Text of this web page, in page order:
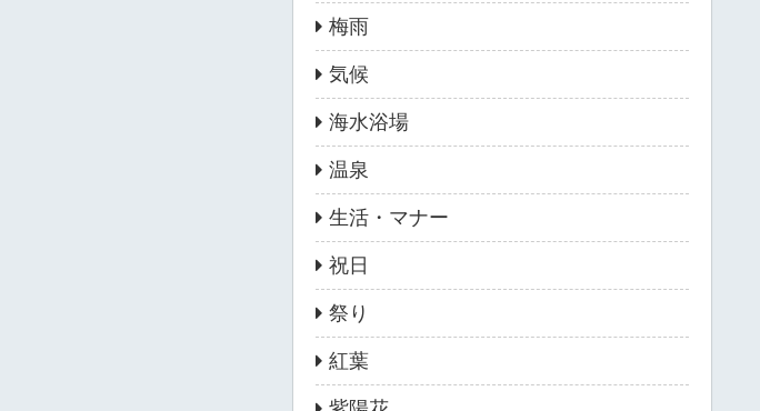
梅雨
気候
海水浴場
温泉
生活・マナー
祝日
祭り
紅葉